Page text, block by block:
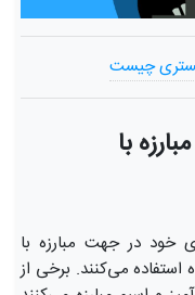
چیست
با
خود در جهت مبارزه با
می‌کنند. برخی از